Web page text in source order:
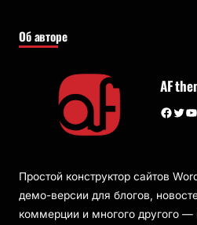
Об авторе
AF
Facebook Twitter YouTube
Простой конструктор сайтов
демо-версии для блогов,
коммерции и многого другого